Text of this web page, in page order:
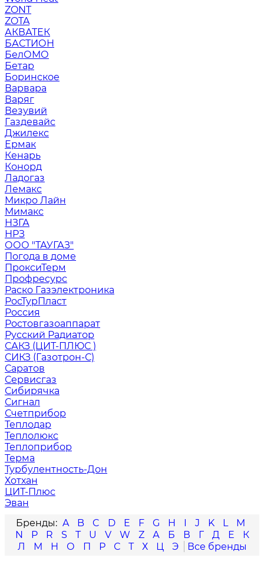
ZONT
ZOTA
АКВАТЕК
БАСТИОН
БелОМО
Бетар
Боринское
Варвара
Варяг
Везувий
Газдевайс
Джилекс
Ермак
Кенарь
Конорд
Ладогаз
Лемакс
Микро Лайн
Мимакс
НЗГА
НРЗ
ООО "ТАУГАЗ"
Погода в доме
ПроксиТерм
Профресурс
Раско Газэлектроника
РосТурПласт
Россия
Ростовгазоаппарат
Русский Радиатор
САКЗ (ЦИТ-ПЛЮС )
СИКЗ (Газотрон-С)
Саратов
Сервисгаз
Сибирячка
Сигнал
Счетприбор
Теплодар
Теплолюкс
Теплоприбор
Терма
Турбулентность-Дон
Хотхан
ЦИТ-Плюс
Эван
A
B C D E F G H I J K L
M
N
P R S T U V W Z А Б В Г Д Е
К
Л
М Н О П Р С Т Х Ц Э